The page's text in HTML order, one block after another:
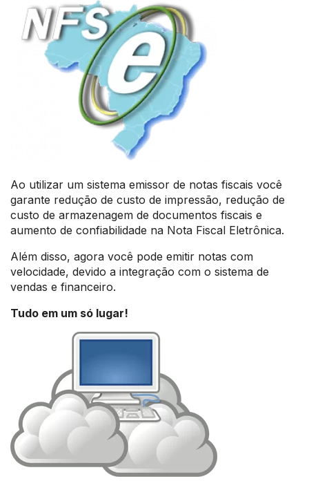
Ao utilizar um sistema emissor de notas fiscais você
garante redução de custo de impressão, redução de
custo de armazenagem de documentos fiscais e
aumento de confiabilidade na Nota Fiscal Eletrônica.
Além disso, agora você pode emitir notas com
velocidade, devido a integração com o sistema de
vendas e financeiro.
Tudo em um só lugar!